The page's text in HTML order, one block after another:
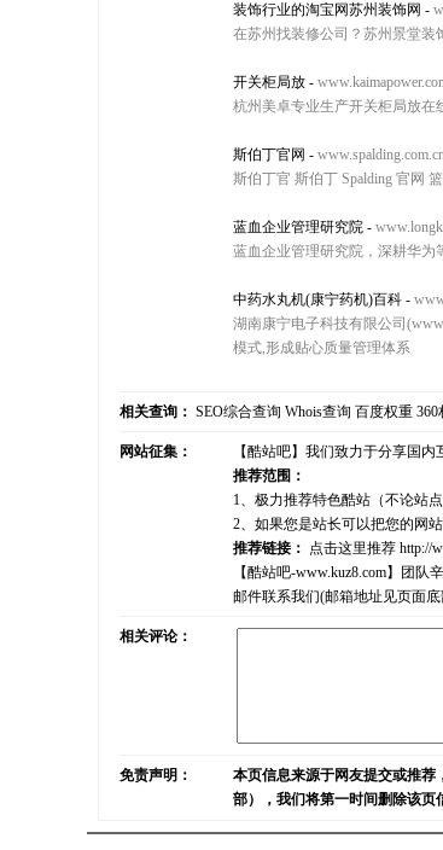
装饰行业的淘宝网苏州装饰网 -
在苏州找装修公司？苏州景堂装
开关柜局放 -
杭州美卓专业生产开关柜局放在
斯伯丁官网 -
斯伯丁官 斯伯丁 Spalding 官网
蓝血企业管理研究院 -
蓝血企业管理研究院，深耕华为
中药水丸机(康宁药机)百科 -
湖南康宁电子科技有限公司
模式,形成贴心质量管理体系
相关查询： SEO综合查询 Whois查询 百度权重 360
网站征集：
【酷站吧】我们致力于分享国
推荐范围：
1、极力推荐特色酷站（不论站
2、如果您是站长可以把您的网
推荐链接： 点击这里推荐 http://
【酷站吧-www.kuz8.com】团
邮件联系我们(邮箱地址见页面底
相关评论：
免责声明：
本页信息来源于网友提交或推荐
部），我们将第一时间删除该页